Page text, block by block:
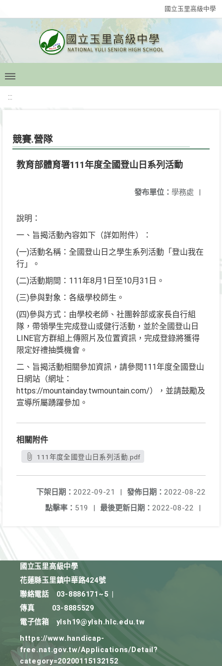
國立玉里高級中學
:::
競賽.營隊
教育部體育署111年度全國登山日系列活動
發布單位： 學務處 |
說明：
一、旨揭活動內容如下（詳如附件）：
(一)活動名稱：全國登山日之學生系列活動「登山我在
行」。
(二)活動期間：111年8月1日至10月31日。
(三)參與對象：各級學校師生。
(四)參與方式：由學校老師、社團幹部或家長自行組
隊，帶領學生完成登山或健行活動，並於全國登山日
LINE官方群組上傳照片及位置資訊，完成登錄將獲得
限定好禮抽獎機會。
二、旨揭活動相關參加資訊，請參閱111年度全國登山
日網站（網址：
https://mountainday.twmountain.com/），並請鼓勵及
宣導所屬踴躍參加。
相關附件
111年度全國登山日系列活動.pdf
發佈日期： 2022-08-22
下架日期： 2022-09-21
|
最後更新日期： 2022-08-22 |
點擊率： 519 |
國立玉里高級中學
花蓮縣玉里鎮中華路424號
聯絡電話
03-8886171~5
傳真
03-8885529
電子信箱
ylsh19@ylsh.hlc.edu.tw
https://www.handicap-
free.nat.gov.tw/Applications/Detail?
category=20200115132152